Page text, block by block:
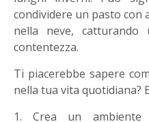
condividere un pasto con
nella neve,
contentezza.
Ti piacerebbe sapere
nella tua vita quotidiana?
1. Crea un ambiente